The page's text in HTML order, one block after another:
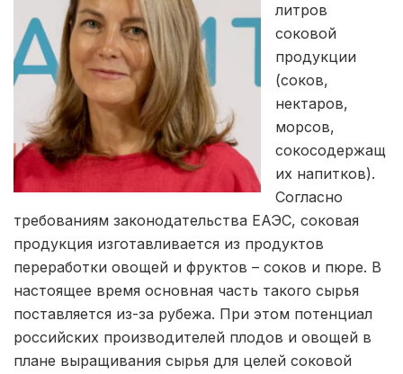
литров
соковой
продукции
(соков,
нектаров,
морсов,
сокосодержащ
их напитков).
Согласно
требованиям законодательства ЕАЭС, соковая
продукция изготавливается из продуктов
переработки овощей и фруктов – соков и пюре. В
настоящее время основная часть такого сырья
поставляется из-за рубежа. При этом потенциал
российских производителей плодов и овощей в
плане выращивания сырья для целей соковой